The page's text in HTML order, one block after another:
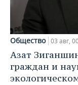
Общество 03 авг,
Азат
граждан и